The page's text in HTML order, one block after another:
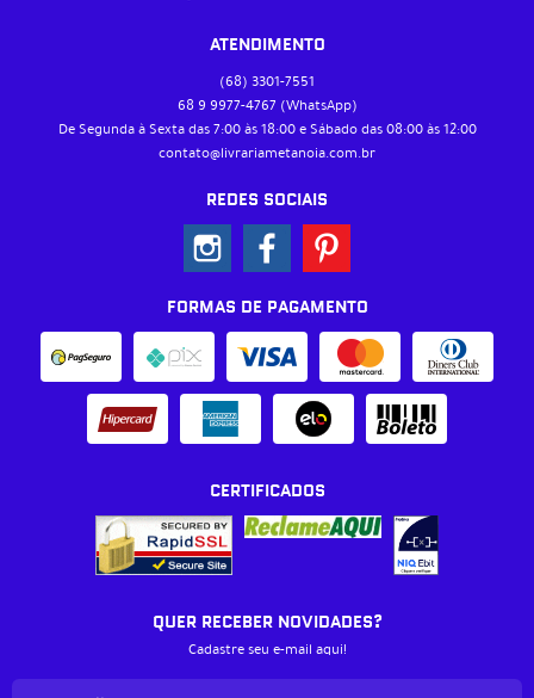
ATENDIMENTO
(68) 3301-7551
68 9 9977-4767 (WhatsApp)
De Segunda à Sexta das 7:00 às 18:00 e Sábado das 08:00 às 12:00
contato@livrariametanoia.com.br
REDES SOCIAIS
FORMAS DE PAGAMENTO
CERTIFICADOS
QUER RECEBER NOVIDADES?
Cadastre seu e-mail aqui!